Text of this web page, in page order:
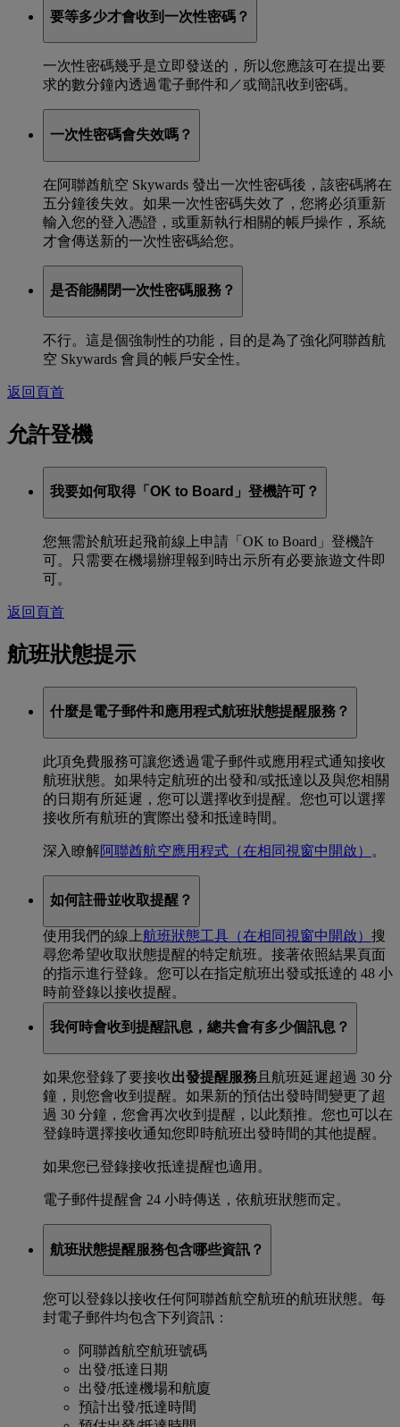
要等多少才會收到一次性密碼？
一次性密碼幾乎是立即發送的，所以您應該可在提出要
求的數分鐘內透過電子郵件和／或簡訊收到密碼。
一次性密碼會失效嗎？
在阿聯酋航空 Skywards 發出一次性密碼後，該密碼將在
五分鐘後失效。如果一次性密碼失效了，您將必須重新
輸入您的登入憑證，或重新執行相關的帳戶操作，系統
才會傳送新的一次性密碼給您。
是否能關閉一次性密碼服務？
不行。這是個強制性的功能，目的是為了強化阿聯酋航
空 Skywards 會員的帳戶安全性。
返回頁首
允許登機
我要如何取得「OK to Board」登機許可？
您無需於航班起飛前線上申請「OK to Board」登機許
可。只需要在機場辦理報到時出示所有必要旅遊文件即
可。
返回頁首
航班狀態提示
什麼是電子郵件和應用程式航班狀態提醒服務？
此項免費服務可讓您透過電子郵件或應用程式通知接收
航班狀態。如果特定航班的出發和/或抵達以及與您相關
的日期有所延遲，您可以選擇收到提醒。您也可以選擇
接收所有航班的實際出發和抵達時間。
深入瞭解阿聯酋航空應用程式 （在相同視窗中開啟） 。
如何註冊並收取提醒？
使用我們的線上航班狀態工具 （在相同視窗中開啟） 搜
尋您希望收取狀態提醒的特定航班。接著依照結果頁面
的指示進行登錄。您可以在指定航班出發或抵達的 48 小
時前登錄以接收提醒。
我何時會收到提醒訊息，總共會有多少個訊息？
如果您登錄了要接收出發提醒服務 且航班延遲超過 30 分
鐘，則您會收到提醒。如果新的預估出發時間變更了超
過 30 分鐘，您會再次收到提醒，以此類推。您也可以在
登錄時選擇接收通知您即時航班出發時間的其他提醒。
如果您已登錄接收抵達提醒也適用。
電子郵件提醒會 24 小時傳送，依航班狀態而定。
航班狀態提醒服務包含哪些資訊？
您可以登錄以接收任何阿聯酋航空航班的航班狀態。每
封電子郵件均包含下列資訊：
阿聯酋航空航班號碼
出發/抵達日期
出發/抵達機場和航廈
預計出發/抵達時間